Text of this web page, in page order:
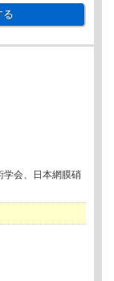
る
学会、日本網膜硝